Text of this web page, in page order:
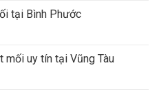
tại Bình Phước
mối uy tín tại Vũng Tàu